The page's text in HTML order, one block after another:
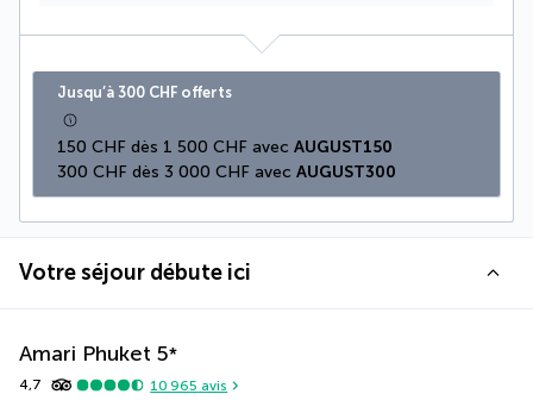
Jusqu’à 300 CHF offerts
150 CHF dès 1 500 CHF avec AUGUST150
300 CHF dès 3 000 CHF avec AUGUST300
Votre séjour débute ici
Amari Phuket 5*
4,7 10 965 avis